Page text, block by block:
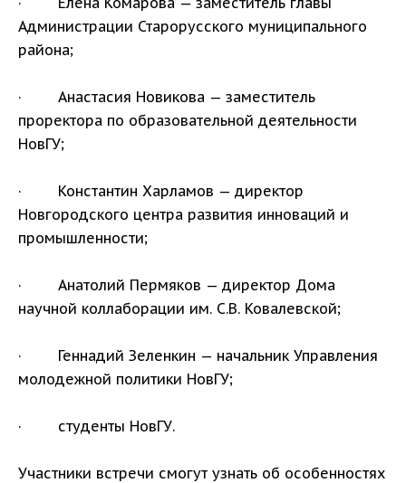
Администрации Старорусского муниципального
района;
· Анастасия Новикова — заместитель
проректора по образовательной деятельности
НовГУ;
· Константин Харламов — директор
Новгородского центра развития инноваций и
промышленности;
· Анатолий Пермяков — директор Дома
научной коллаборации им. С.В. Ковалевской;
· Геннадий Зеленкин — начальник Управления
молодежной политики НовГУ;
· студенты НовГУ.
Участники встречи смогут узнать об особенностях